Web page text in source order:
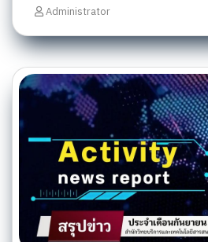
Administrator